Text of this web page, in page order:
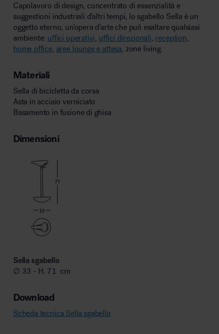
Capolavoro di design, concentrato di essenzialità e
suggestioni industriali d’altri tempi, lo sgabello Sella è un
oggetto eterno, un’opera d’arte che può esaltare qualsiasi
ambiente: uffici operativi, uffici direzionali, reception,
home office, aree lounge e attesa, zone living.
Materiali
Sella di bicicletta da corsa
Asta in acciaio verniciato
Basamento in fusione di ghisa
Dimensioni
Sella sgabello
∅ 33 - H. 71 cm
Download
Scheda tecnica Sella sgabello